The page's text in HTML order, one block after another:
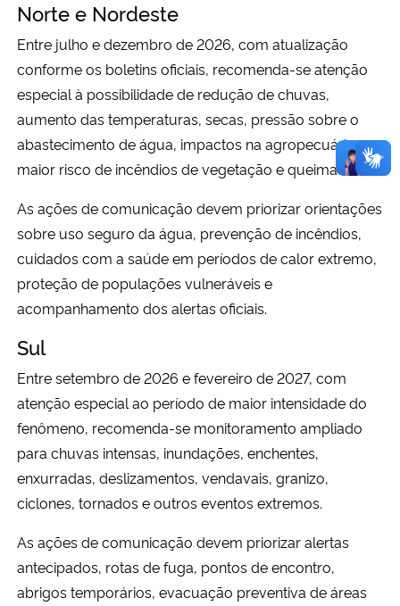
Norte e Nordeste
Entre julho e dezembro de 2026, com atualização
conforme os boletins oficiais, recomenda-se atenção
especial à possibilidade de redução de chuvas,
aumento das temperaturas, secas, pressão sobre o
abastecimento de água, impactos na agropecuária e
maior risco de incêndios de vegetação e queimadas.
As ações de comunicação devem priorizar orientações
sobre uso seguro da água, prevenção de incêndios,
cuidados com a saúde em períodos de calor extremo,
proteção de populações vulneráveis e
acompanhamento dos alertas oficiais.
Sul
Entre setembro de 2026 e fevereiro de 2027, com
atenção especial ao período de maior intensidade do
fenômeno, recomenda-se monitoramento ampliado
para chuvas intensas, inundações, enchentes,
enxurradas, deslizamentos, vendavais, granizo,
ciclones, tornados e outros eventos extremos.
As ações de comunicação devem priorizar alertas
antecipados, rotas de fuga, pontos de encontro,
abrigos temporários, evacuação preventiva de áreas